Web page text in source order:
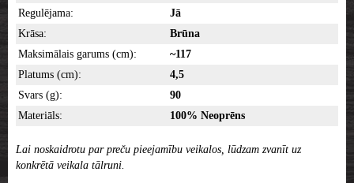
Regulējama:
Jā
Krāsa:
Brūna
Maksimālais garums (cm):
~117
Platums (cm):
4,5
Svars (g):
90
Materiāls:
100% Neoprēns
Lai noskaidrotu par preču pieejamību veikalos, lūdzam zvanīt uz
konkrētā veikala tālruni.